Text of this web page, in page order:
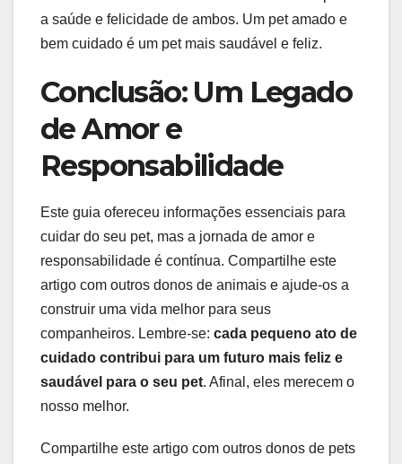
a saúde e felicidade de ambos. Um pet amado e
bem cuidado é um pet mais saudável e feliz.
Conclusão: Um Legado
de Amor e
Responsabilidade
Este guia ofereceu informações essenciais para
cuidar do seu pet, mas a jornada de amor e
responsabilidade é contínua. Compartilhe este
artigo com outros donos de animais e ajude-os a
construir uma vida melhor para seus
companheiros. Lembre-se: cada pequeno ato de
cuidado contribui para um futuro mais feliz e
saudável para o seu pet. Afinal, eles merecem o
nosso melhor.
Compartilhe este artigo com outros donos de pets